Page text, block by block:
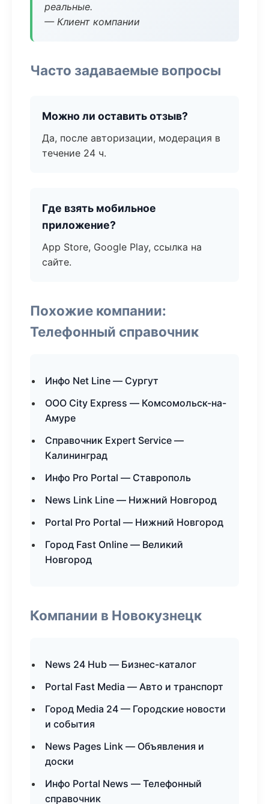
реальные.
— Клиент компании
Часто задаваемые вопросы
Можно ли оставить отзыв?
Да, после авторизации, модерация в
течение 24 ч.
Где взять мобильное
приложение?
App Store, Google Play, ссылка на
сайте.
Похожие компании:
Телефонный справочник
Инфо Net Line — Сургут
ООО City Express — Комсомольск-на-
Амуре
Справочник Expert Service —
Калининград
Инфо Pro Portal — Ставрополь
News Link Line — Нижний Новгород
Portal Pro Portal — Нижний Новгород
Город Fast Online — Великий
Новгород
Компании в Новокузнецк
News 24 Hub — Бизнес-каталог
Portal Fast Media — Авто и транспорт
Город Media 24 — Городские новости
и события
News Pages Link — Объявления и
доски
Инфо Portal News — Телефонный
справочник